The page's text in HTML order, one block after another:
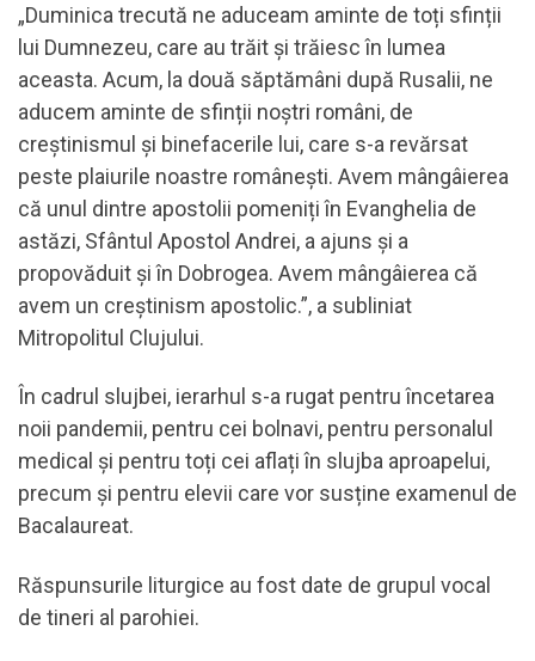
„Duminica trecută ne aduceam aminte de toți sfinții
lui Dumnezeu, care au trăit și trăiesc în lumea
aceasta. Acum, la două săptămâni după Rusalii, ne
aducem aminte de sfinții noștri români, de
creștinismul și binefacerile lui, care s-a revărsat
peste plaiurile noastre românești. Avem mângâierea
că unul dintre apostolii pomeniți în Evanghelia de
astăzi, Sfântul Apostol Andrei, a ajuns și a
propovăduit și în Dobrogea. Avem mângâierea că
avem un creștinism apostolic.”, a subliniat
Mitropolitul Clujului.
În cadrul slujbei, ierarhul s-a rugat pentru încetarea
noii pandemii, pentru cei bolnavi, pentru personalul
medical și pentru toți cei aflați în slujba aproapelui,
precum și pentru elevii care vor susține examenul de
Bacalaureat.
Răspunsurile liturgice au fost date de grupul vocal
de tineri al parohiei.